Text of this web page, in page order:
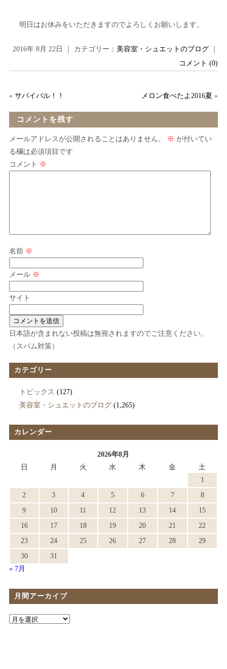
明日はお休みをいただきますのでよろしくお願いします。
2016年 8月 22日 ｜ カテゴリー： 美容室・シュエットのブログ
コメント (0)
« サバイバル！！ メロン食べたよ2016夏 »
コメントを残す
メールアドレスが公開されることはありません。 ※ が付いてい
る欄は必須項目です
コメント ※
名前 ※
メール ※
サイト
日本語が含まれない投稿は無視されますのでご注意ください。
（スパム対策）
カテゴリー
トピックス (127)
美容室・シュエットのブログ(1,265)
カレンダー
2026年8月
日
月 火 水 木 金
土
1
2
3 4 5 6 7
8
9
10 11 12 13 14
15
16
17 18 19 20 21
22
23
24 25 26 27 28
29
30
31
« 7月
月間アーカイブ